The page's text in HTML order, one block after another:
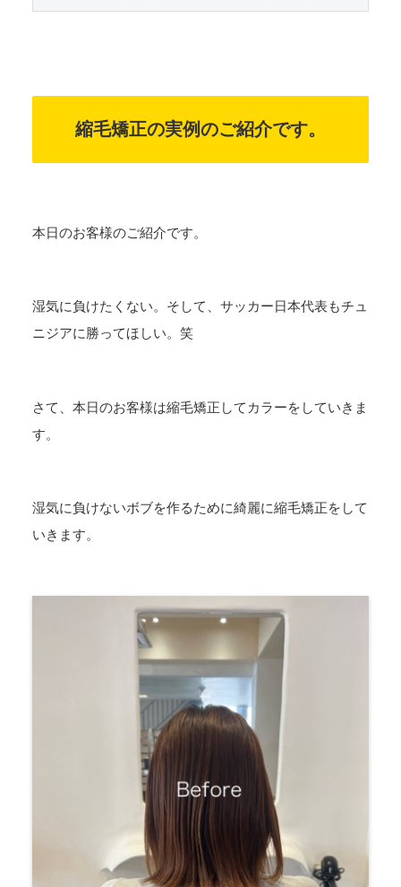
縮毛矯正の実例のご紹介です。
本日のお客様のご紹介です。
湿気に負けたくない。そして、サッカー日本代表もチュ
ニジアに勝ってほしい。笑
さて、本日のお客様は縮毛矯正してカラーをしていきま
す。
湿気に負けないボブを作るために綺麗に縮毛矯正をして
いきます。